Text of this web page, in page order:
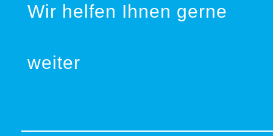
Wir helfen Ihnen gerne
weiter